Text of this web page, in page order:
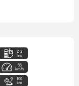
2-3
hrs
55
km/h
100
km